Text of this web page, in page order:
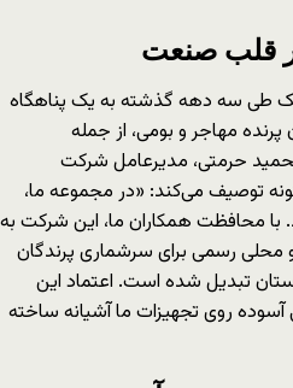
قلب صنعت
سه دهه گذشته به یک پناهگاه
مهاجر و بومی، از جمله
حرمتی، مدیرعامل شرکت
توصیف می‌کند: «در مجموعه ما،
با محافظت همکاران ما، این شرکت به
رسمی برای سرشماری پرندگان
تبدیل شده است. اعتماد این
روی تجهیزات ما آشیانه ساخته